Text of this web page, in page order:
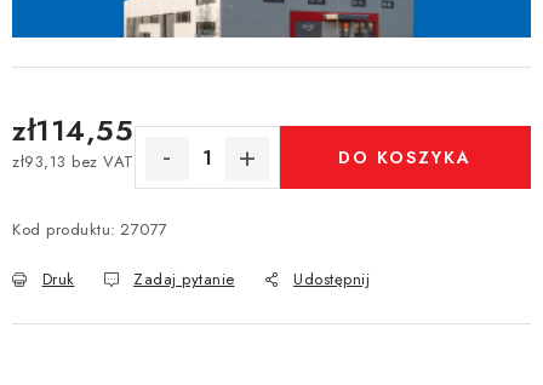
zł114,55
zł93,13 bez VAT
Cena jednostkowa:
DO KOSZYKA
Kod produktu: 27077
Druk Zadaj pytanie Udostępnij